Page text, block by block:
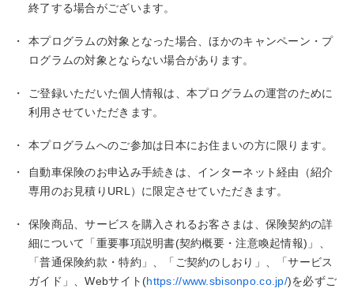
終了する場合がございます。
・
本プログラムの対象となった場合、ほかのキャンペーン・プ
ログラムの対象とならない場合があります。
・
ご登録いただいた個人情報は、本プログラムの運営のために
利用させていただきます。
・ 本プログラムへのご参加は日本にお住まいの方に限ります。
・
自動車保険のお申込み手続きは、インターネット経由（紹介
専用のお見積りURL）に限定させていただきます。
・
保険商品、サービスを購入されるお客さまは、保険契約の詳
細について「重要事項説明書(契約概要・注意喚起情報)」、
「普通保険約款・特約」、「ご契約のしおり」、「サービス
ガイド」、Webサイト(https://www.sbisonpo.co.jp/)を必ずご